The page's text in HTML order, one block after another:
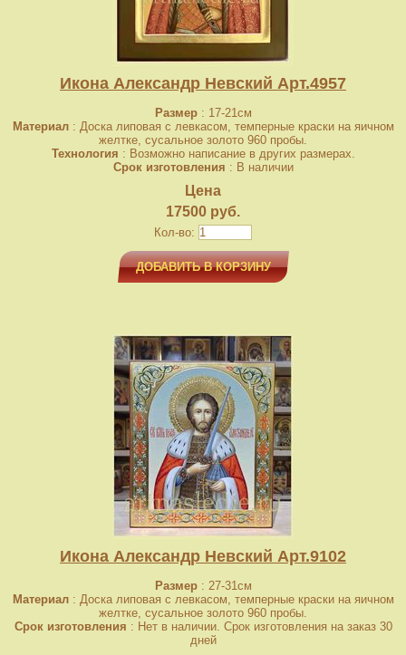
Икона Александр Невский Арт.4957
Размер: 17-21см
Материал: Доска липовая с левкасом, темперные краски на яичном
желтке, сусальное золото 960 пробы.
Технология : Возможно написание в других размерах.
Срок изготовления : В наличии
Цена
17500 руб.
Кол-во:
ДОБАВИТЬ В КОРЗИНУ
Икона Александр Невский Арт.9102
Размер: 27-31см
Материал: Доска липовая с левкасом, темперные краски на яичном
желтке, сусальное золото 960 пробы.
Срок изготовления : Нет в наличии. Срок изготовления на заказ 30
дней